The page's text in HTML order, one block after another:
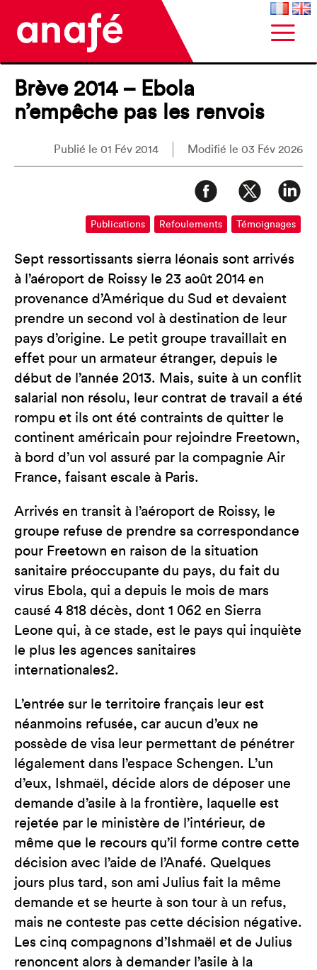
Brève 2014 – Ebola
n’empêche pas les renvois
Publié le 01 Fév 2014 Modifié le 03 Fév 2026
Publications Refoulements Témoignages
Sept ressortissants sierra léonais sont arrivés
à l’aéroport de Roissy le 23 août 2014 en
provenance d’Amérique du Sud et devaient
prendre un second vol à destination de leur
pays d’origine. Le petit groupe travaillait en
effet pour un armateur étranger, depuis le
début de l’année 2013. Mais, suite à un conflit
salarial non résolu, leur contrat de travail a été
rompu et ils ont été contraints de quitter le
continent américain pour rejoindre Freetown,
à bord d’un vol assuré par la compagnie Air
France, faisant escale à Paris.
Arrivés en transit à l’aéroport de Roissy, le
groupe refuse de prendre sa correspondance
pour Freetown en raison de la situation
sanitaire préoccupante du pays, du fait du
virus Ebola, qui a depuis le mois de mars
causé 4 818 décès, dont 1 062 en Sierra
Leone qui, à ce stade, est le pays qui inquiète
le plus les agences sanitaires
internationales2.
L’entrée sur le territoire français leur est
néanmoins refusée, car aucun d’eux ne
possède de visa leur permettant de pénétrer
légalement dans l’espace Schengen. L’un
d’eux, Ishmaël, décide alors de déposer une
demande d’asile à la frontière, laquelle est
rejetée par le ministère de l’intérieur, de
même que le recours qu’il forme contre cette
décision avec l’aide de l’Anafé. Quelques
jours plus tard, son ami Julius fait la même
demande et se heurte à son tour à un refus,
mais ne conteste pas cette décision négative.
Les cinq compagnons d’Ishmaël et de Julius
renoncent alors à demander l’asile à la